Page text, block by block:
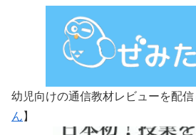
幼児向けの通信教材レビューを配信
ん 】